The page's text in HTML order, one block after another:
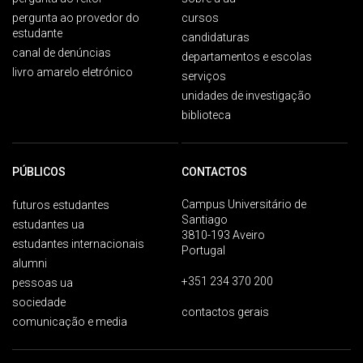
pergunta ao provedor do
estudante
canal de denúncias
livro amarelo eletrónico
cursos
candidaturas
departamentos e escolas
serviços
unidades de investigação
biblioteca
PÚBLICOS
futuros estudantes
estudantes ua
estudantes internacionais
alumni
pessoas ua
sociedade
comunicação e media
CONTACTOS
Campus Universitário de
Santiago
3810-193 Aveiro
Portugal
+351 234 370 200
contactos gerais